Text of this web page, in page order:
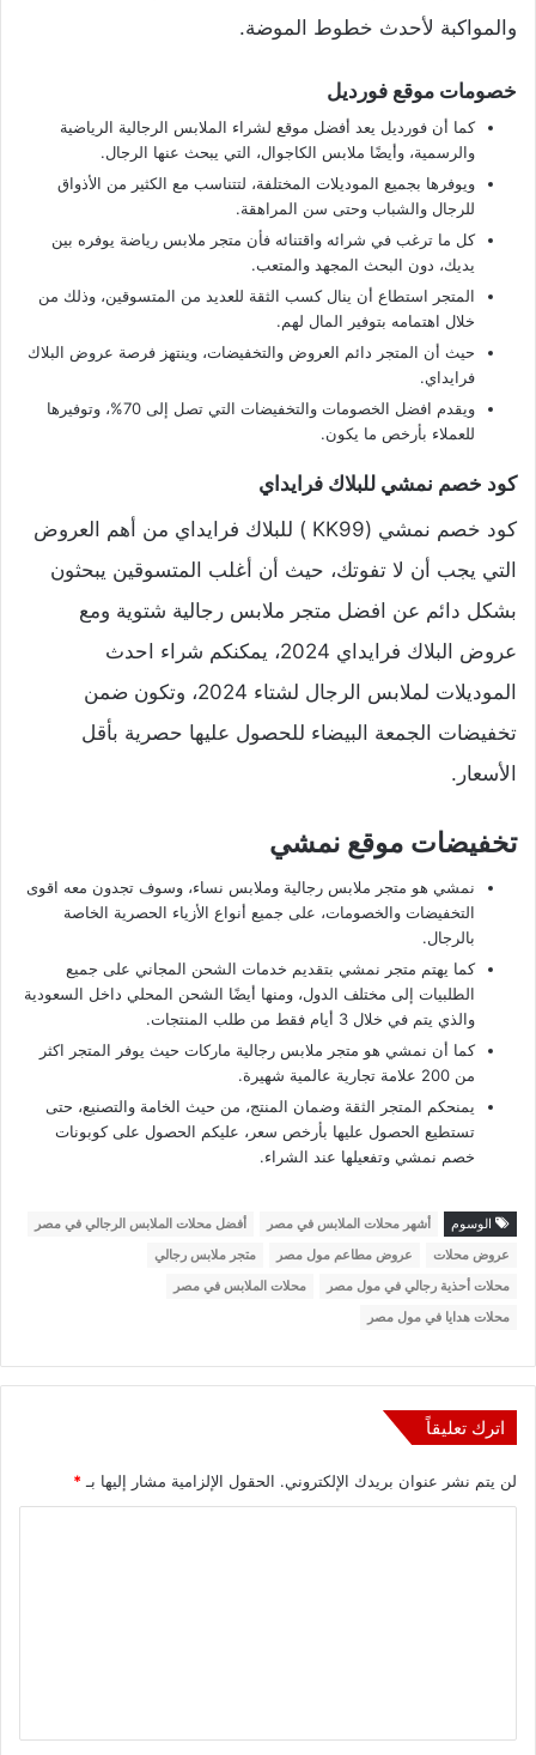
والمواكبة لأحدث خطوط الموضة.
خصومات موقع فورديل
كما أن فورديل يعد أفضل موقع لشراء الملابس الرجالية الرياضية
والرسمية، وأيضًا ملابس الكاجوال، التي يبحث عنها الرجال.
ويوفرها بجميع الموديلات المختلفة، لتتناسب مع الكثير من الأذواق
للرجال والشباب وحتى سن المراهقة.
كل ما ترغب في شرائه واقتنائه فأن متجر ملابس رياضة يوفره بين
يديك، دون البحث المجهد والمتعب.
المتجر استطاع أن ينال كسب الثقة للعديد من المتسوقين، وذلك من
خلال اهتمامه بتوفير المال لهم.
حيث أن المتجر دائم العروض والتخفيضات، وينتهز فرصة عروض البلاك
فرايداي.
ويقدم افضل الخصومات والتخفيضات التي تصل إلى 70%، وتوفيرها
للعملاء بأرخص ما يكون.
كود خصم نمشي للبلاك فرايداي
كود خصم نمشي (KK99 ) للبلاك فرايداي من أهم العروض
التي يجب أن لا تفوتك، حيث أن أغلب المتسوقين يبحثون
بشكل دائم عن افضل متجر ملابس رجالية شتوية ومع
عروض البلاك فرايداي 2024، يمكنكم شراء احدث
الموديلات لملابس الرجال لشتاء 2024، وتكون ضمن
تخفيضات الجمعة البيضاء للحصول عليها حصرية بأقل
الأسعار.
تخفيضات موقع نمشي
نمشي هو متجر ملابس رجالية وملابس نساء، وسوف تجدون معه اقوى
التخفيضات والخصومات، على جميع أنواع الأزياء الحصرية الخاصة
بالرجال.
كما يهتم متجر نمشي بتقديم خدمات الشحن المجاني على جميع
الطلبيات إلى مختلف الدول، ومنها أيضًا الشحن المحلي داخل السعودية
والذي يتم في خلال 3 أيام فقط من طلب المنتجات.
كما أن نمشي هو متجر ملابس رجالية ماركات حيث يوفر المتجر اكثر
من 200 علامة تجارية عالمية شهيرة.
يمنحكم المتجر الثقة وضمان المنتج، من حيث الخامة والتصنيع، حتى
تستطيع الحصول عليها بأرخص سعر، عليكم الحصول على كوبونات
خصم نمشي وتفعيلها عند الشراء.
الوسوم أشهر محلات الملابس في مصر
أفضل محلات الملابس الرجالي في مصر
عروض محلات
عروض مطاعم مول مصر
متجر ملابس رجالي
محلات أحذية رجالي في مول مصر
محلات الملابس في مصر
محلات هدايا في مول مصر
اترك تعليقاً
لن يتم نشر عنوان بريدك الإلكتروني. الحقول الإلزامية مشار إليها بـ*
ق